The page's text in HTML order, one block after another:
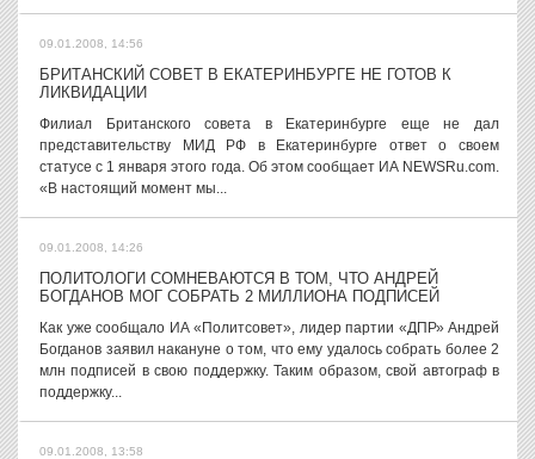
09.01.2008, 14:56
БРИТАНСКИЙ СОВЕТ В ЕКАТЕРИНБУРГЕ НЕ ГОТОВ К
ЛИКВИДАЦИИ
Филиал Британского совета в Екатеринбурге еще не дал
представительству МИД РФ в Екатеринбурге ответ о своем
статусе с 1 января этого года. Об этом сообщает ИА NEWSRu.com.
«В настоящий момент мы...
09.01.2008, 14:26
ПОЛИТОЛОГИ СОМНЕВАЮТСЯ В ТОМ, ЧТО АНДРЕЙ
БОГДАНОВ МОГ СОБРАТЬ 2 МИЛЛИОНА ПОДПИСЕЙ
Как уже сообщало ИА «Политсовет», лидер партии «ДПР» Андрей
Богданов заявил накануне о том, что ему удалось собрать более 2
млн подписей в свою поддержку. Таким образом, свой автограф в
поддержку...
09.01.2008, 13:58